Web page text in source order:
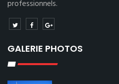
professionnels.
GALERIE PHOTOS